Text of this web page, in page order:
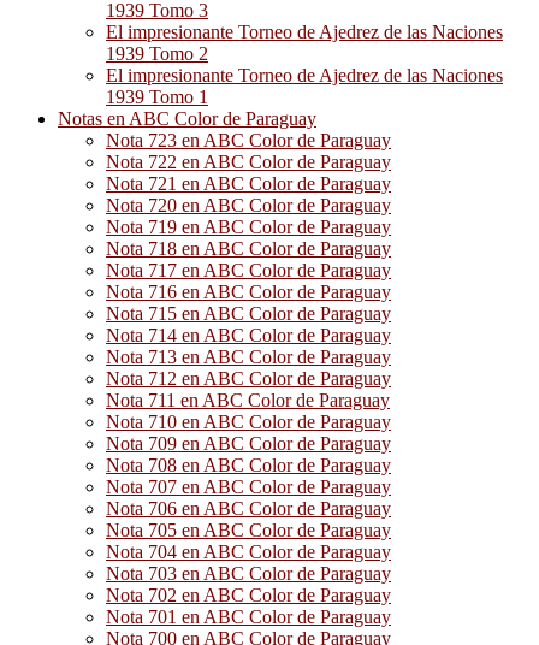
1939 Tomo 3
El impresionante Torneo de Ajedrez de las Naciones
1939 Tomo 2
El impresionante Torneo de Ajedrez de las Naciones
1939 Tomo 1
Notas en ABC Color de Paraguay
Nota 723 en ABC Color de Paraguay
Nota 722 en ABC Color de Paraguay
Nota 721 en ABC Color de Paraguay
Nota 720 en ABC Color de Paraguay
Nota 719 en ABC Color de Paraguay
Nota 718 en ABC Color de Paraguay
Nota 717 en ABC Color de Paraguay
Nota 716 en ABC Color de Paraguay
Nota 715 en ABC Color de Paraguay
Nota 714 en ABC Color de Paraguay
Nota 713 en ABC Color de Paraguay
Nota 712 en ABC Color de Paraguay
Nota 711 en ABC Color de Paraguay
Nota 710 en ABC Color de Paraguay
Nota 709 en ABC Color de Paraguay
Nota 708 en ABC Color de Paraguay
Nota 707 en ABC Color de Paraguay
Nota 706 en ABC Color de Paraguay
Nota 705 en ABC Color de Paraguay
Nota 704 en ABC Color de Paraguay
Nota 703 en ABC Color de Paraguay
Nota 702 en ABC Color de Paraguay
Nota 701 en ABC Color de Paraguay
Nota 700 en ABC Color de Paraguay